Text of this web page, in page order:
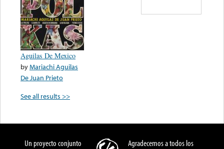
Aguilas De Mexico
byMariachi Aguilas
De Juan Prieto
See all results >>
Un proyecto conjunto
Agradecemos a todos los